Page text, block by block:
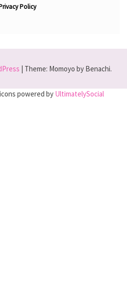
Policy
Theme: Momoyo by Benachi.
powered by UltimatelySocial